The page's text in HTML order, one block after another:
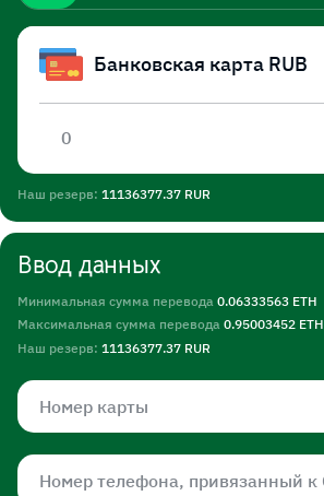
Банковская карта RUB
Наш резерв: 11136377.37 RUR
Ввод данных
Минимальная сумма перевода 0.06333563 ETH
Максимальная сумма перевода 0.95003452 ETH
Наш резерв: 11136377.37 RUR